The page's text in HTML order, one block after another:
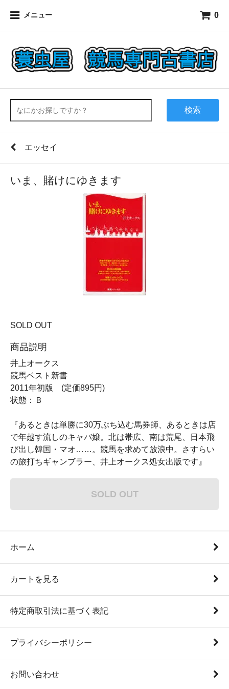
メニュー 0
検索
エッセイ
いま、賭けにゆきます
SOLD OUT
商品説明
井上オークス
競馬ベスト新書
2011年初版 (定価895円)
状態：Ｂ
『あるときは単勝に30万ぶち込む馬券師、あるときは店
で年越す流しのキャバ嬢。北は帯広、南は荒尾、日本飛
び出し韓国・マオ……。競馬を求めて放浪中。さすらい
の旅打ちギャンブラー、井上オークス処女出版です』
SOLD OUT
ホーム
カートを見る
特定商取引法に基づく表記
プライバシーポリシー
お問い合わせ